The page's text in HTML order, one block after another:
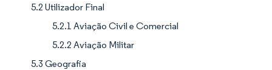
5.2 Utilizador Final
5.2.1 Aviação Civil e Comercial
5.2.2 Aviação Militar
5.3 Geografia